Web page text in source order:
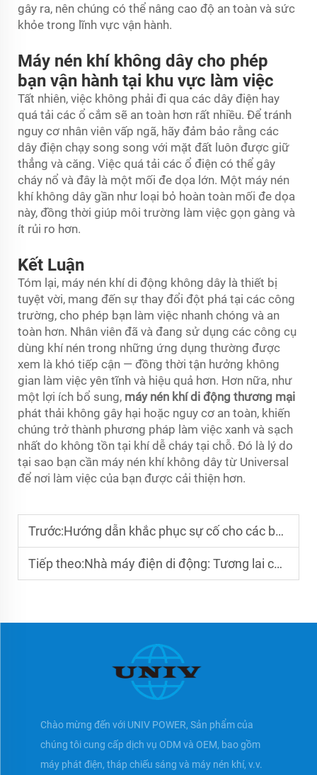
gây ra, nên chúng có thể nâng cao độ an toàn và sức
khỏe trong lĩnh vực vận hành.
Máy nén khí không dây cho phép
bạn vận hành tại khu vực làm việc
Tất nhiên, việc không phải đi qua các dây điện hay
quá tải các ổ cắm sẽ an toàn hơn rất nhiều. Để tránh
nguy cơ nhân viên vấp ngã, hãy đảm bảo rằng các
dây điện chạy song song với mặt đất luôn được giữ
thẳng và căng. Việc quá tải các ổ điện có thể gây
cháy nổ và đây là một mối đe dọa lớn. Một máy nén
khí không dây gần như loại bỏ hoàn toàn mối đe dọa
này, đồng thời giúp môi trường làm việc gọn gàng và
ít rủi ro hơn.
Kết Luận
Tóm lại, máy nén khí di động không dây là thiết bị
tuyệt vời, mang đến sự thay đổi đột phá tại các công
trường, cho phép bạn làm việc nhanh chóng và an
toàn hơn. Nhân viên đã và đang sử dụng các công cụ
dùng khí nén trong những ứng dụng thường được
xem là khó tiếp cận — đồng thời tận hưởng không
gian làm việc yên tĩnh và hiệu quả hơn. Hơn nữa, như
một lợi ích bổ sung, máy nén khí di động thương mại
phát thải không gây hại hoặc nguy cơ an toàn, khiến
chúng trở thành phương pháp làm việc xanh và sạch
nhất do không tồn tại khí dễ cháy tại chỗ. Đó là lý do
tại sao bạn cần máy nén khí không dây từ Universal
để nơi làm việc của bạn được cải thiện hơn.
Trước:Hướng dẫn khắc phục sự cố cho các bộ máy phát điện 30 kVA
Tiếp theo:Nhà máy điện di động: Tương lai của năng lượng tại công trường
Chào mừng đến với UNIV POWER, Sản phẩm của
chúng tôi cung cấp dịch vụ ODM và OEM, bao gồm
máy phát điện, tháp chiếu sáng và máy nén khí, v.v.